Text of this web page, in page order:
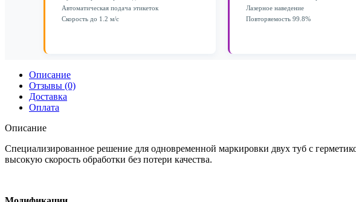
Автоматическая подача этикеток
Скорость до 1.2 м/с
Лазерное наведение
Повторяемость 99.8%
Описание
Отзывы (0)
Доставка
Оплата
Описание
Специализированное решение для одновременной маркировки двух туб с
высокую скорость обработки без потери качества.